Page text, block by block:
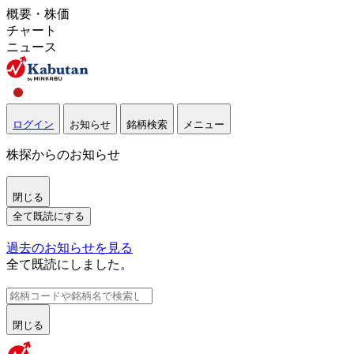
概要・株価
チャート
ニュース
ログイン お知らせ 銘柄検索 メニュー
株探からのお知らせ
閉じる
全て既読にする
過去のお知らせを見る
全て既読にしました。
閉じる